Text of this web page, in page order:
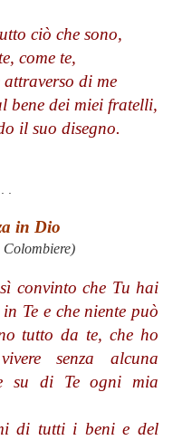
ciò che sono,
come te,
di me
bene dei miei fratelli,
il suo disegno.
in Dio
convinto che Tu hai
Te e che niente può
tutto da te, che ho
senza alcuna
su di Te ogni mia
di tutti i beni e del